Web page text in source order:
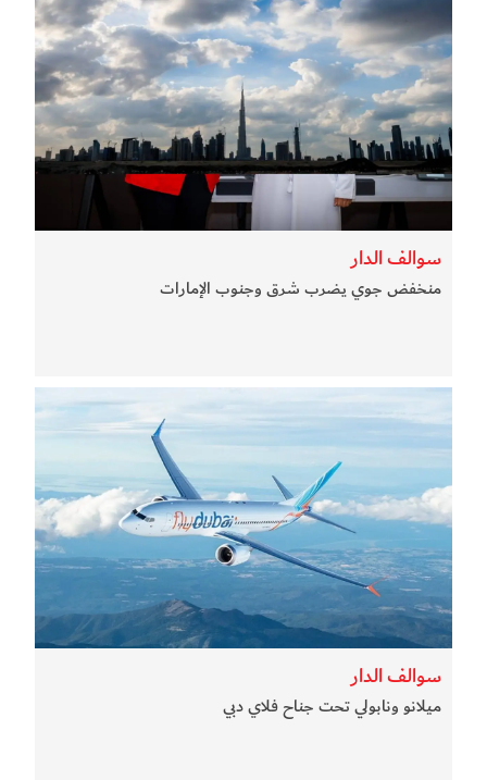
سوالف الدار
منخفض جوي يضرب شرق وجنوب الإمارات
سوالف الدار
ميلانو ونابولي تحت جناح فلاي دبي